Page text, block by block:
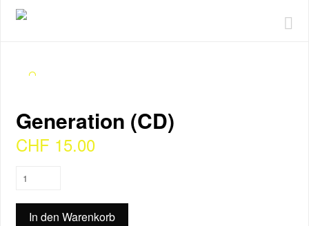
🔍
Generation (CD)
CHF 15.00
Generation
In den Warenkorb